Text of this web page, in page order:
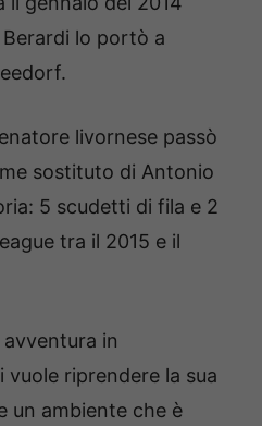
lo portò a
livornese passò
sostituto di Antonio
5 scudetti di fila e 2
tra il 2015 e il
in
vuole riprendere la sua
un ambiente che è